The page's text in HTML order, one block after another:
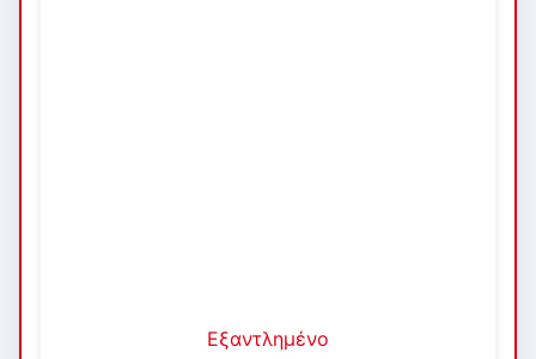
Εξαντλημένο